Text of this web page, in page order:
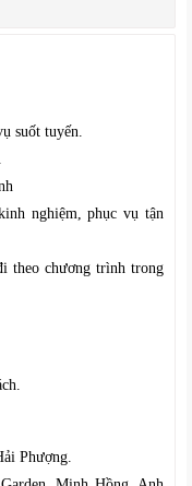
suốt tuyến.
nghiệm, phục vụ tận
theo chương trình trong
Phượng.